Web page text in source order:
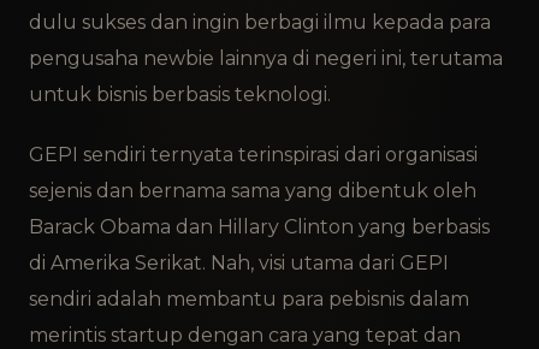
dulu sukses dan ingin berbagi ilmu kepada para
pengusaha newbie lainnya di negeri ini, terutama
untuk bisnis berbasis teknologi.
GEPI sendiri ternyata terinspirasi dari organisasi
sejenis dan bernama sama yang dibentuk oleh
Barack Obama dan Hillary Clinton yang berbasis
di Amerika Serikat. Nah, visi utama dari GEPI
sendiri adalah membantu para pebisnis dalam
merintis startup dengan cara yang tepat dan